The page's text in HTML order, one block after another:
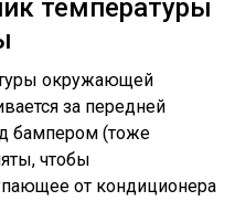
температуры
окружающей
за передней
бампером (тоже
чтобы
от кондиционера